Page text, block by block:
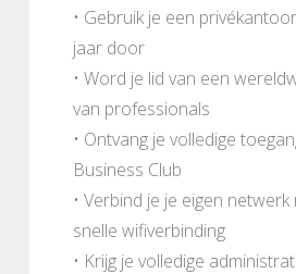
• Gebruik je een
jaar door
• Word je lid van een
van professionals
• Ontvang je volledige
Business Club
• Verbind je je eigen
snelle wifiverbinding
• Krijg je volledige